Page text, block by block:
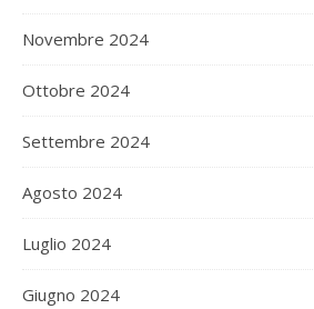
Novembre 2024
Ottobre 2024
Settembre 2024
Agosto 2024
Luglio 2024
Giugno 2024